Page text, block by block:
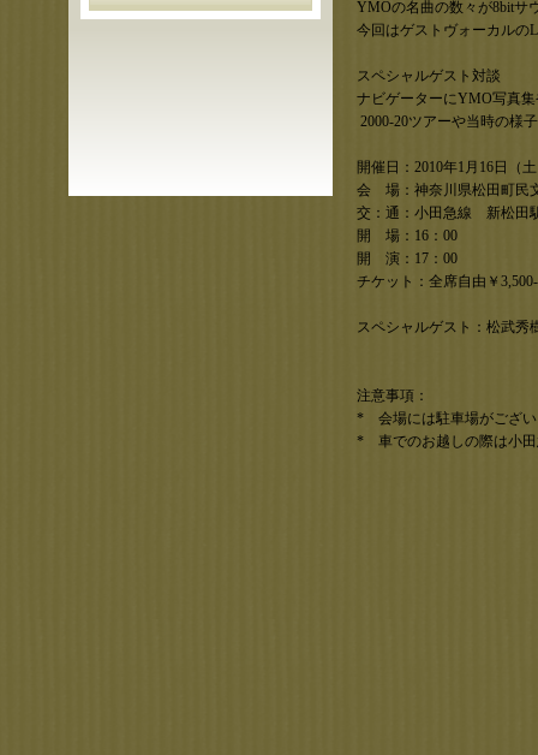
YMOの名曲の数々が8bitサ
今回はゲストヴォーカルの
スペシャルゲスト対談
ナビゲーターにYMO写真
2000-20ツアーや当時の様
開催日：2010年1月16日（
会 場：神奈川県松田町民
交：通：小田急線 新松
開 場：16：00
開 演：17：00
チケット：全席自由￥
スペシャルゲスト：松武秀
注意事項：
* 会場には駐車場がござい
* 車でのお越しの際は小田